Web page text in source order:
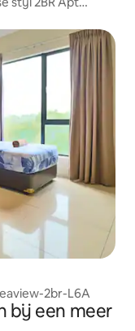
2br-L6A
bij een meer